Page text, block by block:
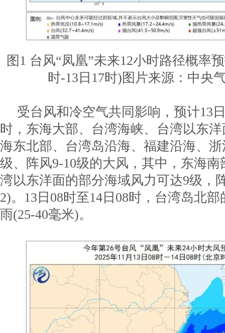
图1 台风“凤凰”未来12小时路径概率
时-13日17时)图片来源：中央
受台风和冷空气共同影响，预计13
时，东海大部、台湾海峡、台湾以东
海东北部、台湾岛沿海、福建沿海、
级、阵风9-10级的大风，其中，东海
湾以东洋面的部分海域风力可达9级，
2)。13日08时至14日08时，台湾岛北
雨(25-40毫米)。